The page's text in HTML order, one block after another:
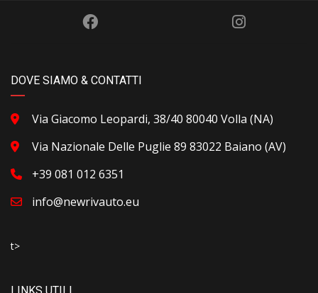
DOVE SIAMO & CONTATTI
Via Giacomo Leopardi, 38/40 80040 Volla (NA)
Via Nazionale Delle Puglie 89 83022 Baiano (AV)
+39 081 012 6351
info@newrivauto.eu
t>
LINKS UTILI